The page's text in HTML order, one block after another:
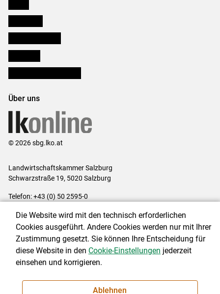
Über uns
© 2026 sbg.lko.at
Landwirtschaftskammer Salzburg
Schwarzstraße 19, 5020 Salzburg
Telefon: +43 (0) 50 2595-0
Impressum|Kontakt|Datenschutzerklärung|Barrierefreiheit|
Cookie-Einstellungen
NEWSLETTER
Die Website wird mit den technisch erforderlichen
Cookies ausgeführt. Andere Cookies werden nur mit Ihrer
Zustimmung gesetzt. Sie können Ihre Entscheidung für
diese Website in den Cookie-Einstellungen jederzeit
einsehen und korrigieren.
Ablehnen